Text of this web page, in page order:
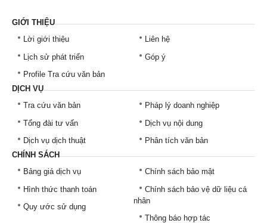
GIỚI THIỆU
Lời giới thiệu
Lịch sử phát triển
Profile Tra cứu văn bản
Liên hệ
Góp ý
DỊCH VỤ
Tra cứu văn bản
Tổng đài tư vấn
Dịch vụ dịch thuật
Pháp lý doanh nghiệp
Dịch vụ nội dung
Phân tích văn bản
CHÍNH SÁCH
Bảng giá dịch vụ
Hình thức thanh toán
Quy ước sử dụng
Chính sách bảo mật
Chính sách bảo vệ dữ liệu cá
nhân
Thông báo hợp tác